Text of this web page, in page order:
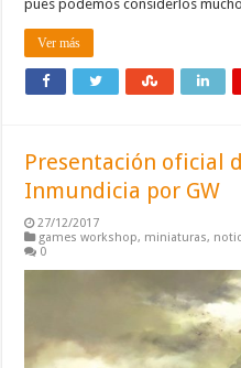
pues podemos considerlos
Ver más
Presentación oficial
Inmundicia por GW
27/12/2017
games workshop, miniaturas,
0